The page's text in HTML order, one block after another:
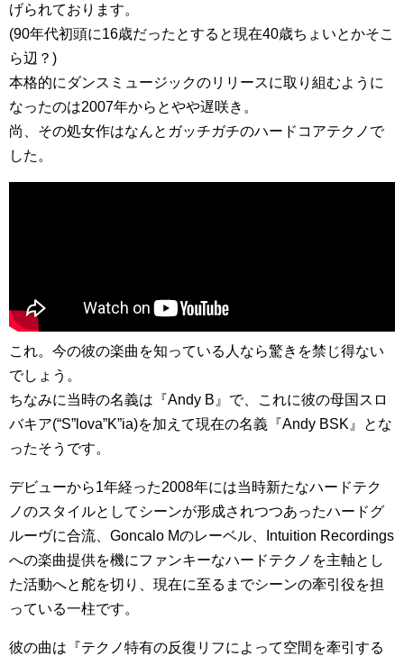
げられております。
(90年代初頭に16歳だったとすると現在40歳ちょいとかそこ
ら辺？)
本格的にダンスミュージックのリリースに取り組むように
なったのは2007年からとやや遅咲き。
尚、その処女作はなんとガッチガチのハードコアテクノで
した。
これ。今の彼の楽曲を知っている人なら驚きを禁じ得ない
でしょう。
ちなみに当時の名義は『Andy B』で、これに彼の母国スロ
バキア(“S”lova”K”ia)を加えて現在の名義『Andy BSK』とな
ったそうです。
デビューから1年経った2008年には当時新たなハードテク
ノのスタイルとしてシーンが形成されつつあったハードグ
ルーヴに合流、Goncalo Mのレーベル、Intuition Recordings
への楽曲提供を機にファンキーなハードテクノを主軸とし
た活動へと舵を切り、現在に至るまでシーンの牽引役を担
っている一柱です。
彼の曲は『テクノ特有の反復リフによって空間を牽引する